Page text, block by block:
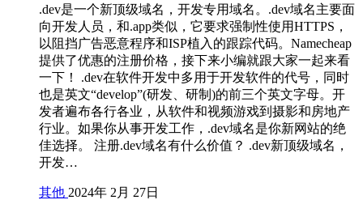
.dev是一个新顶级域名，开发专用域名。.dev域名主要面
向开发人员，和.app类似，它要求强制性使用HTTPS，
以阻挡广告恶意程序和ISP植入的跟踪代码。Namecheap
提供了优惠的注册价格，接下来小编就跟大家一起来看
一下！ .dev在软件开发中多用于开发软件的代号，同时
也是英文“develop”(研发、研制)的前三个英文字母。开
发者遍布各行各业，从软件和视频游戏到摄影和房地产
行业。如果你从事开发工作，.dev域名是你新网站的绝
佳选择。 注册.dev域名有什么价值？ .dev新顶级域名，
开发…
其他 2024年 2月 27日